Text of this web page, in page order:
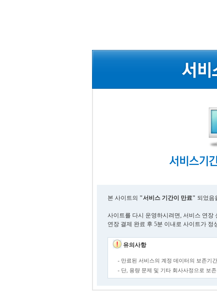
본 사이트의 "서비스 기간이 만료" 되었음
사이트를 다시 운영하시려면, 서비스 연장
연장 결제 완료 후 5분 이내로 사이트가 정
유의사항
- 만료된 서비스의 계정 데이터의 보존기
- 단, 용량 문제 및 기타 회사사정으로 보